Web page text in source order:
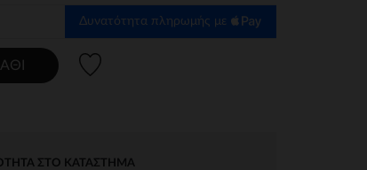
Δυνατότητα πληρωμής με
ΣΤΟ ΚΑΤΆΣΤΗΜΑ